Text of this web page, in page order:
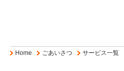
Home ごあいさつ サービス一覧